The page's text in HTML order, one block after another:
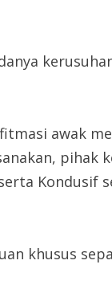
awak
pihak
Kondusif
khusus